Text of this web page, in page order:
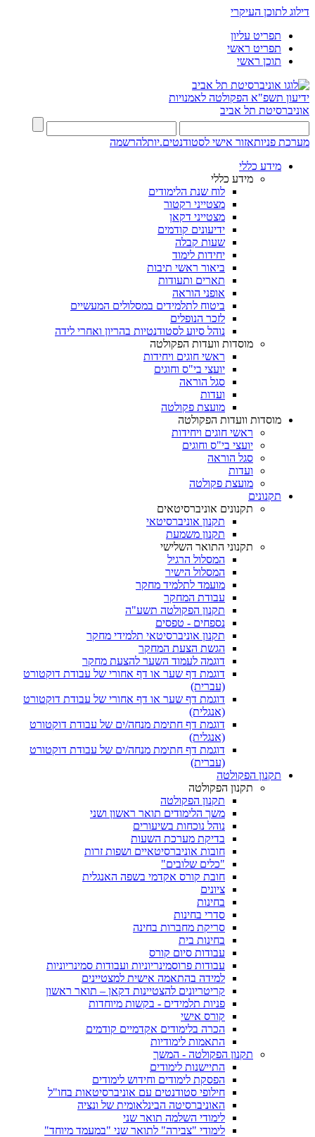
דילוג לתוכן העיקרי
תפריט עליון
תפריט ראשי
תוכן ראשי
ידיעון תשפ"א הפקולטה לאמנויות
אוניברסיטת תל אביב
מערכת פניותאזור אישי לסטודנטים.יותלהרשמה
מידע כללי
מידע כללי
לוח שנת הלימודים
מצטייני רקטור
מצטייני דקאן
ידיעונים קודמים
שעות קבלה
יחידות לימוד
ביאור ראשי תיבות
תארים ותעודות
אופני הוראה
ביטוח לתלמידים במסלולים המעשיים
לזכר הנופלים
נוהל סיוע לסטודנטיות בהריון ואחרי לידה
מוסדות וועדות הפקולטה
ראשי חוגים ויחידות
יועצי בי"ס וחוגים
סגל הוראה
ועדות
מועצת פקולטה
מוסדות וועדות הפקולטה
ראשי חוגים ויחידות
יועצי בי"ס וחוגים
סגל הוראה
ועדות
מועצת פקולטה
תקנונים
תקנונים אוניברסיטאים
תקנון אוניברסיטאי
תקנון משמעת
תקנוני התואר השלישי
המסלול הרגיל
המסלול הישיר
מועמד לתלמיד מחקר
עבודת המחקר
תקנון הפקולטה תשע"ה
נספחים - טפסים
תקנון אוניברסיטאי תלמידי מחקר
הגשת הצעת המחקר
דוגמה לעמוד השער להצעת מחקר
דוגמת דף שער או דף אחורי של עבודת דוקטורט
(עברית)
דוגמת דף שער או דף אחורי של עבודת דוקטורט
(אנגלית)
דוגמת דף חתימת מנחה/ים של עבודת דוקטורט
(אנגלית)
דוגמת דף חתימת מנחה/ים של עבודת דוקטורט
(עברית)
תקנון הפקולטה
תקנון הפקולטה
תקנון הפקולטה
משך הלימודים תואר ראשון ושני
נוהל נוכחות בשיעורים
בדיקת מערכת השעות
חובות אוניברסיטאיים ושפות זרות
"כלים שלובים"
חובת קורס אקדמי בשפה האנגלית
ציונים
בחינות
סדרי בחינות
סריקת מחברות בחינה
בחינות בית
עבודות סיום קורס
עבודות פרוסמינריוניות ועבודות סמינריוניות
למידה בהתאמה אישית למצטיינים
קריטריונים להצטיינות דקאן – תואר ראשון
פניות תלמידים - בקשות מיוחדות
קורס אישי
הכרה בלימודים אקדמיים קודמים
התאמות לימודיות
תקנון הפקולטה - המשך
התיישנות לימודים
הפסקת לימודים וחידוש לימודים
חילופי סטודנטים עם אוניברסיטאות בחו"ל
האוניברסיטה הבינלאומית של ונציה
לימודי השלמה תואר שני
לימודי "צבירה" לתואר שני "במעמד מיוחד"